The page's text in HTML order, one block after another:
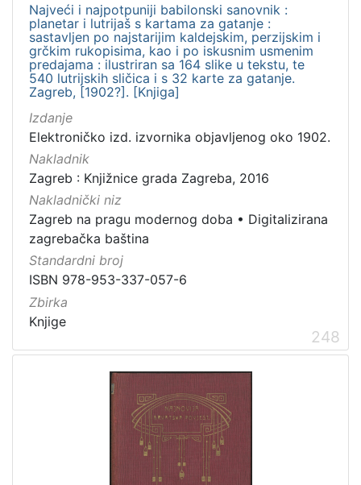
Najveći i najpotpuniji babilonski sanovnik :
planetar i lutrijaš s kartama za gatanje :
sastavljen po najstarijim kaldejskim, perzijskim i
grčkim rukopisima, kao i po iskusnim usmenim
predajama : ilustriran sa 164 slike u tekstu, te
540 lutrijskih sličica i s 32 karte za gatanje.
Zagreb, [1902?]. [Knjiga]
Izdanje
Elektroničko izd. izvornika objavljenog oko 1902.
Nakladnik
Zagreb : Knjižnice grada Zagreba, 2016
Nakladnički niz
Zagreb na pragu modernog doba • Digitalizirana
zagrebačka baština
Standardni broj
ISBN 978-953-337-057-6
Zbirka
Knjige
248